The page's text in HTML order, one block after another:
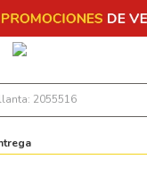
llanta: 2055516
Términos